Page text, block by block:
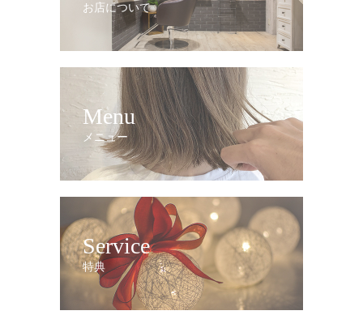
お店について
Menu
メニュー
Service
特典